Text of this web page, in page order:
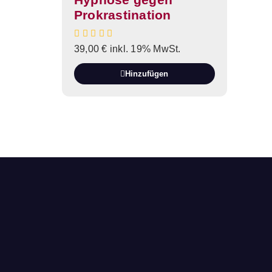
Prokrastination
39,00€ inkl. 19% MwSt.
Hinzufügen